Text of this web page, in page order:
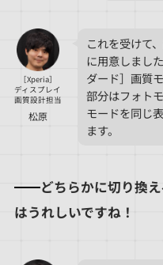
［Xperia］
ディスプレイ
画質設計担当
松原
これを受けて
に用意しまし
ダード］画質
部分はフォト
モードを同じ
ます。
どちらかに切り換
はうれしいですね！